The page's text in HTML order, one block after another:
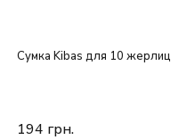
Сумка Kibas для 10 жерлиц
194 грн.